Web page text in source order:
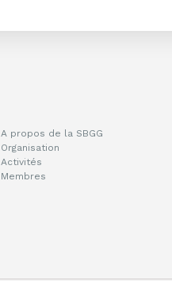
A propos de la SBGG
Organisation
Activités
Membres